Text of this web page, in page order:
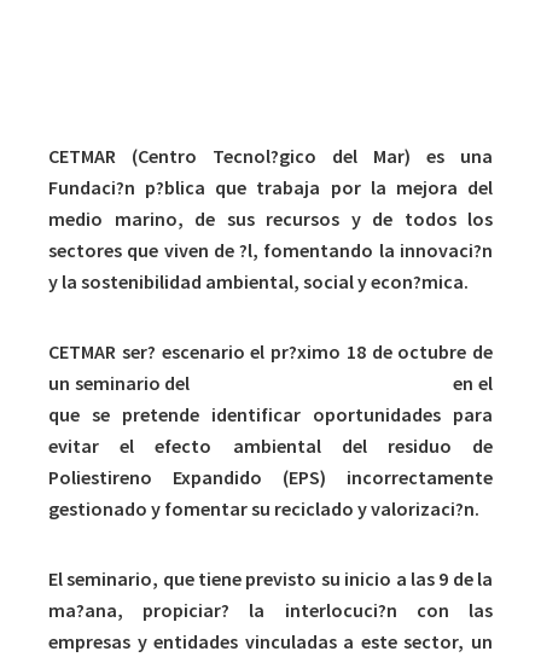
CETMAR (Centro Tecnol?gico del Mar) es una
Fundaci?n p?blica que trabaja por la mejora del
medio marino, de sus recursos y de todos los
sectores que viven de ?l, fomentando la innovaci?n
y la sostenibilidad ambiental, social y econ?mica.
CETMAR ser? escenario el pr?ximo 18 de octubre de
un seminario del
en el
que se pretende identificar oportunidades para
evitar el efecto ambiental del residuo de
Poliestireno Expandido (EPS) incorrectamente
gestionado y fomentar su reciclado y valorizaci?n.
El seminario, que tiene previsto su inicio a las 9 de la
ma?ana, propiciar? la interlocuci?n con las
empresas y entidades vinculadas a este sector, un